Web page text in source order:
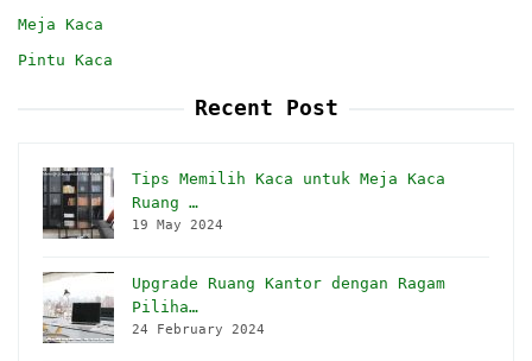
Meja Kaca
Pintu Kaca
Recent Post
Tips Memilih Kaca untuk Meja Kaca
Ruang …
19 May 2024
Upgrade Ruang Kantor dengan Ragam
Piliha…
24 February 2024